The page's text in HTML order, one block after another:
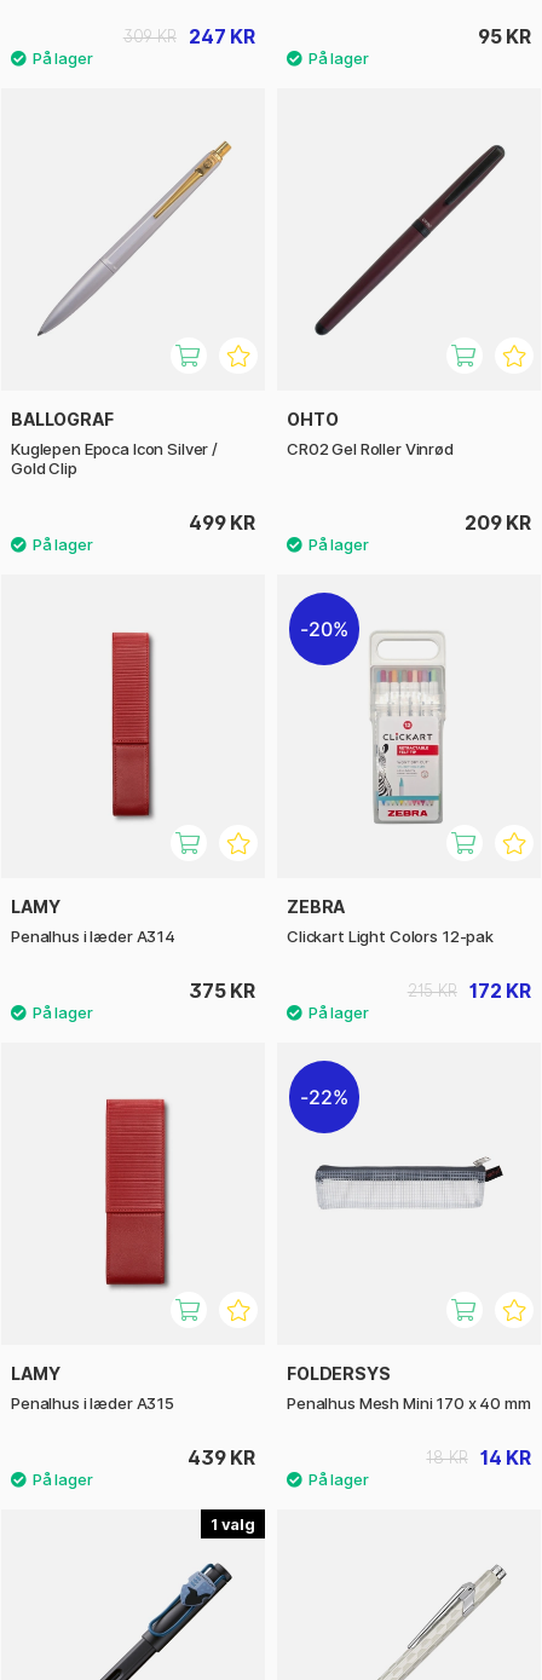
247 KR
309 KR 95 KR
BALLOGRAF
Kuglepen Epoca Icon Silver /
Gold Clip
499 KR
OHTO
CR02 Gel Roller Vinrød
209 KR
LAMY
Penalhus i læder A314
375 KR
20%
ZEBRA
Clickart Light Colors 12-pak
172 KR
215 KR
LAMY
Penalhus i læder A315
439 KR
22%
FOLDERSYS
Penalhus Mesh Mini 170 x 40 mm
14 KR
18 KR
1